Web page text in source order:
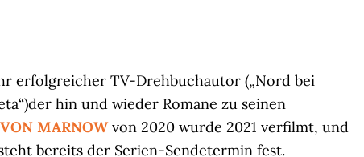
erfolgreicher TV-Drehbuchautor („Nord bei
hin und wieder Romane zu seinen
MARNOW von 2020 wurde 2021 verfilmt, und
bereits der Serien-Sendetermin fest.